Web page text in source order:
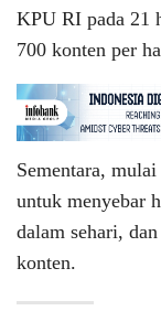
KPU RI pada 21
700 konten per
Sementara,
untuk menyebar
dalam sehari,
konten.